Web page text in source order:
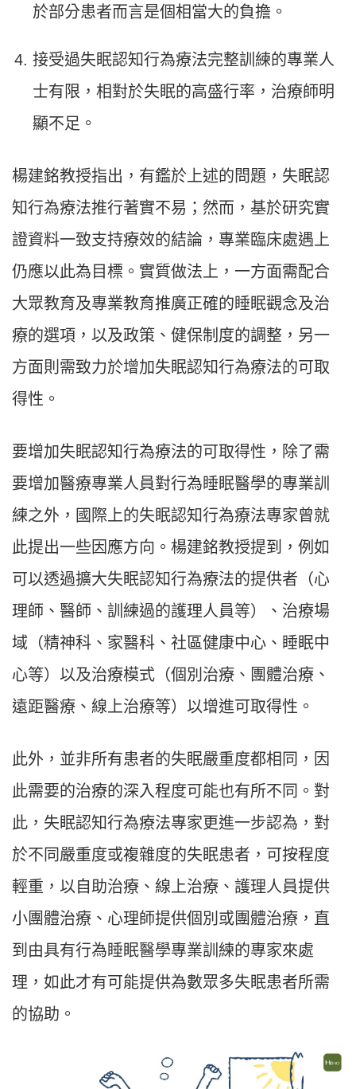
於部分患者而言是個相當大的負擔。
接受過失眠認知行為療法完整訓練的專業人
士有限，相對於失眠的高盛行率，治療師明
顯不足。
楊建銘教授指出，有鑑於上述的問題，失眠認
知行為療法推行著實不易；然而，基於研究實
證資料一致支持療效的結論，專業臨床處遇上
仍應以此為目標。實質做法上，一方面需配合
大眾教育及專業教育推廣正確的睡眠觀念及治
療的選項，以及政策、健保制度的調整，另一
方面則需致力於增加失眠認知行為療法的可取
得性。
要增加失眠認知行為療法的可取得性，除了需
要增加醫療專業人員對行為睡眠醫學的專業訓
練之外，國際上的失眠認知行為療法專家曾就
此提出一些因應方向。楊建銘教授提到，例如
可以透過擴大失眠認知行為療法的提供者（心
理師、醫師、訓練過的護理人員等）、治療場
域（精神科、家醫科、社區健康中心、睡眠中
心等）以及治療模式（個別治療、團體治療、
遠距醫療、線上治療等）以增進可取得性。
此外，並非所有患者的失眠嚴重度都相同，因
此需要的治療的深入程度可能也有所不同。對
此，失眠認知行為療法專家更進一步認為，對
於不同嚴重度或複雜度的失眠患者，可按程度
輕重，以自助治療、線上治療、護理人員提供
小團體治療、心理師提供個別或團體治療，直
到由具有行為睡眠醫學專業訓練的專家來處
理，如此才有可能提供為數眾多失眠患者所需
的協助。